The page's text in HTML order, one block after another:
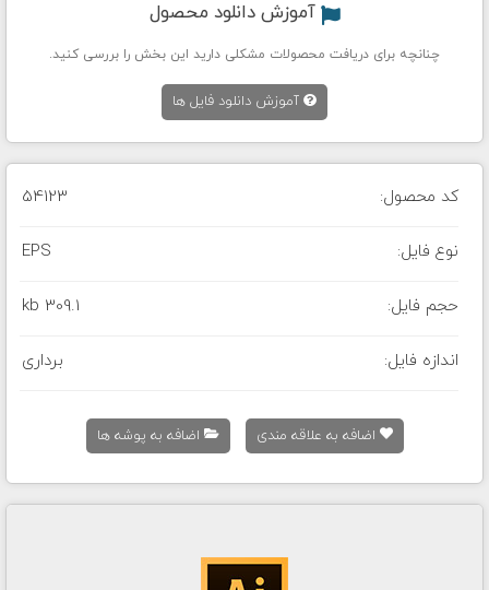
آموزش دانلود محصول
چنانچه برای دریافت محصولات مشکلی دارید این بخش را بررسی کنید.
آموزش دانلود فایل ها
کد محصول: 54123
نوع فایل: EPS
حجم فایل: 309.1 kb
اندازه فایل: برداری
اضافه به علاقه مندی اضافه به پوشه ها